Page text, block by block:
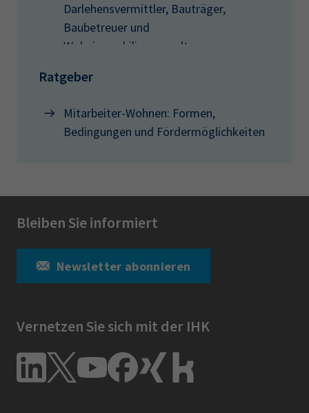
Darlehensvermittler, Bauträger,
Baubetreuer und
Wohnimmobilienverwalter
Ratgeber
Mitarbeiter-Wohnen: Formen,
Bedingungen und Fördermöglichkeiten
Bleiben Sie informiert
Newsletter abonnieren
Vernetzen Sie sich mit der IHK